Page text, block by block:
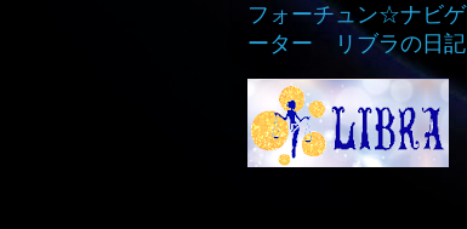
フォーチュン☆ナビゲ
ーター リブラの日記